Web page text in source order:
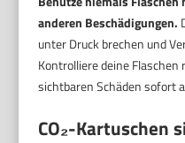
anderen Beschädigungen.
unter Druck brechen und
Kontrolliere deine Flaschen
sichtbaren Schäden sofort
CO₂-Kartuschen